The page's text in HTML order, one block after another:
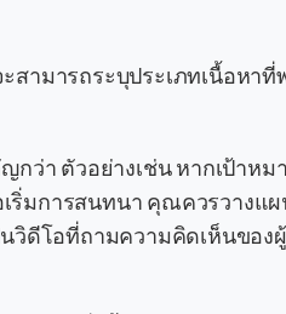
ามารถระบุประเภทเนื้อหาที่
ว่า ตัวอย่างเช่น หากเป้าหม
มการสนทนา คุณควรวางแผ
วิดีโอที่ถามความคิดเห็นของ